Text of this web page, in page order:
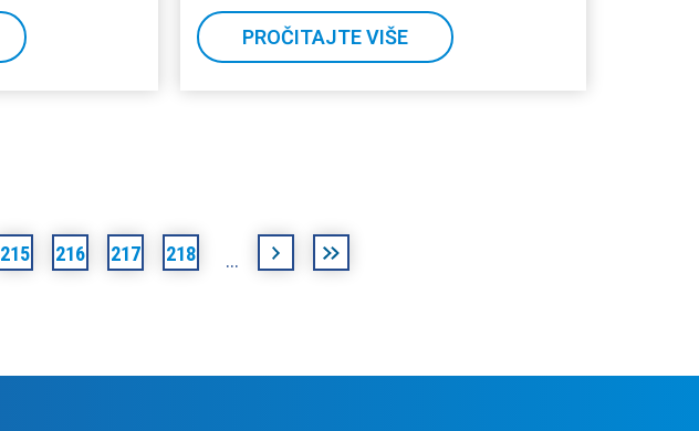
PROČITAJTE VIŠE
215 216 217 218 …
sljedećaposljednja